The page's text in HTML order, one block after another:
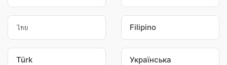
ไทย Filipino
Türk Українська